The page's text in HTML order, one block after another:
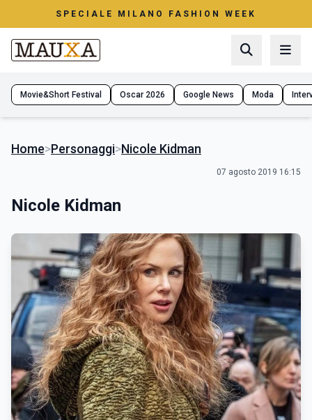
SPECIALE MILANO FASHION WEEK
Movie&Short Festival Oscar 2026 Google News Moda
Home>Personaggi>Nicole Kidman
07 agosto 2019 16:15
Nicole Kidman